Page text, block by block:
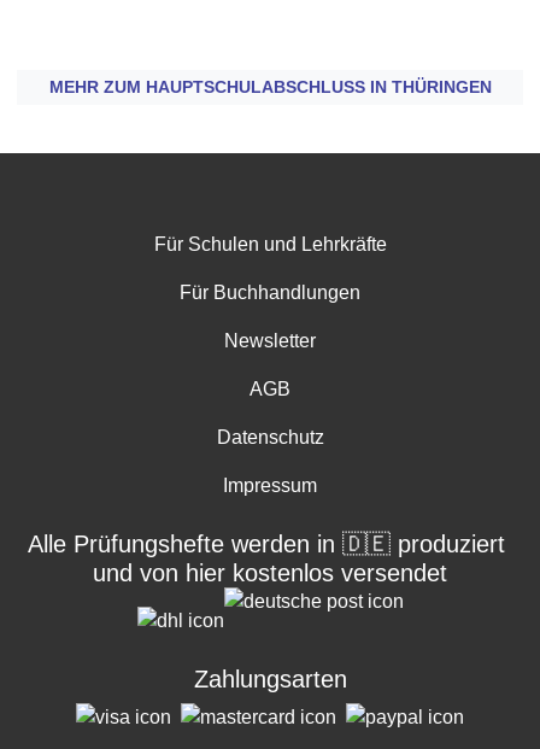
MEHR ZUM HAUPTSCHULABSCHLUSS IN THÜRINGEN
Footer menuFür Schulen und Lehrkräfte
Für Buchhandlungen
Newsletter
AGB
Datenschutz
Impressum
Alle Prüfungshefte werden in 🇩🇪 produziert
und von hier kostenlos versendet
Zahlungsarten